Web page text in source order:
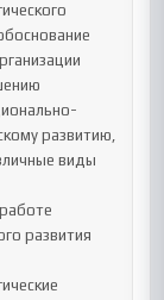
развитию,
виды
развития